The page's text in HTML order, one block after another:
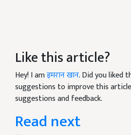
Like this article?
Hey! I amइमरान खान. Did you liked
suggestions to improve this
suggestions and feedback.
Read next